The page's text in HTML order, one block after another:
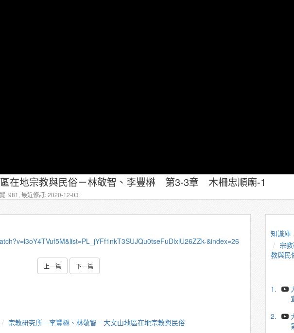
在地宗教與民俗－林敬智、李豐楙 第3-3章 木柵忠順廟-1
: 981, 最近修訂: 2020-12-03
&index=26
上一篇 下一篇
宗教研究所－李豐楙、林敬智－大文山地區在地宗教與民俗
知識庫
宗
教與民
1.
2.